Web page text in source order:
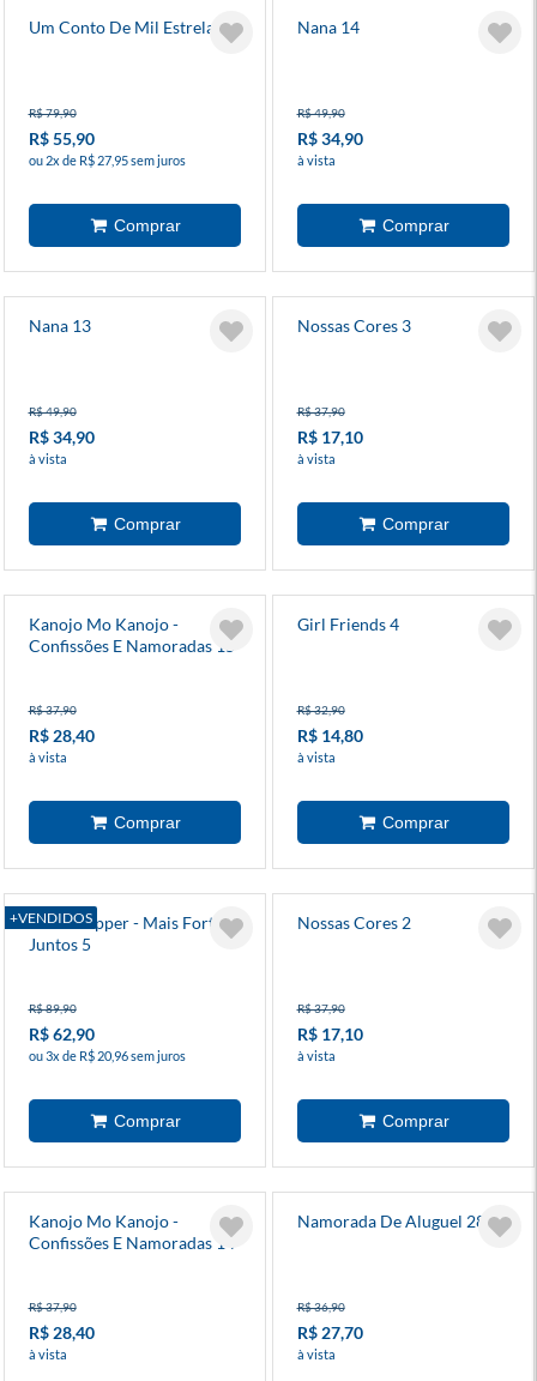
Um Conto De Mil Estrelas 2
R$ 79,90
R$ 55,90
ou 2x de R$ 27,95 sem juros
Nana 14
R$ 49,90
R$ 34,90
à vista
Nana 13
R$ 49,90
R$ 34,90
à vista
Nossas Cores 3
R$ 37,90
R$ 17,10
à vista
Kanojo Mo Kanojo -
Confissões E Namoradas 15
R$ 37,90
R$ 28,40
à vista
Girl Friends 4
R$ 32,90
R$ 14,80
à vista
+VENDIDOS
Heartstopper - Mais Fortes
Juntos 5
R$ 89,90
R$ 62,90
ou 3x de R$ 20,96 sem juros
Nossas Cores 2
R$ 37,90
R$ 17,10
à vista
Kanojo Mo Kanojo -
Confissões E Namoradas 14
R$ 37,90
R$ 28,40
à vista
Namorada De Aluguel 28
R$ 36,90
R$ 27,70
à vista